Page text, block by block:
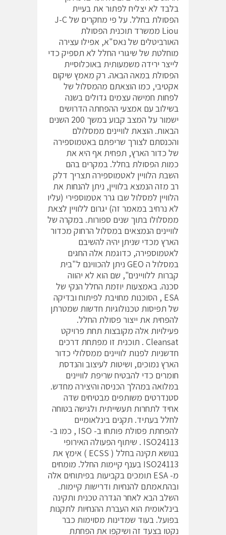
בלבד לא יצליח לפתור את בעיית
הפסולת בחלל. על פי מחקרים של J-C
Liou ממשרד תוכנית הפסולת
האורביטלים של נאס"א, אפילו עצירה
מוחלטת של שיגורי החלל לא תספיק כדי
לייצר ירידה משמעותית באוכלוסיית
הפסולת במאה הבאה. רק מאמץ שיקום
אקטיבי, כמו הוצאתם מהמסלול של
לפחות חמישה עצמים גדולים בשנה
בשילוב עם אמצעי ההפחתה הדרושים
ישמור על המצב קבוע במשך 200 השנים
הבאות. הוצאת לוויינים ממסלולם
והכנסתם לצורך שריפתם באטמוספירה
של כדור הארץ, תפחית אף היא את
כמות הפסולת בחלל. במקרים בהם
השבת הלוויין לאטמוספירה תצריך דלק
רב מזה הנמצא בלוויין, ניתן להנחות את
הלוויין למסלול שבו גרר אטמוספירי (עליו
לא נרחיב במאמר זה) יגרום ללוויין לצאת
ממסלולו בתוך שנים ספורות. במקרה של
לוויינים הנמצאים במסלול הרחוק מכדור
הארץ מכדי שניתן יהיה להשיבם
לאטמוספירה, כדוגמת אלה החגים
במסלול ה GEO ניתן להכווינם ל"בית
קברות ללוויינים", שם הוא לא יהווה
סכנה. באמצעות יוזמת החלל הנקי של
ESA , הסוכנות מחויבת לפיתוח ובדיקה
של תפיסות טכנולוגיות חדשות שמטרתן
להפחית את ייצור פסולת החלל.
פעילויות אלה מקובצות תחת פרויקט
Cleansat . תוכנית זו מפתחת דרכים
חדשניות לפנות לוויינים ממסלולי כדור
הארץ נמוכים, ושיטות לעיצוב והנדסת
חומרים כדי להבטיח שריפת לוויינים
במלואה במהלך הכניסה והיצירה מחדש.
סטנדרטים משותפים מבטיחים שדה
אחיד לתחרות תעשייתית ולגישה בטוחה
לחלל בעתיד. תקנים בינלאומיים
להפחתת פסולת פותחו ב- ISO , כמו ב-
ISO24113 . שיתוף הפעולה האירופי
בנושא תקינה בחלל ( ECSS ) אימץ את
ISO24113 בענף קיימות החלל. מומחים
מ- ESA תומכים בקביעות בפיתוחים אלה
ובהתאמתם להנחיות ודרישות קיימות.
השלב הבא לאחר הגדרה טכנית ותקינה
בינלאומית הוא העברת ההנחיות לתקנות
בפועל. בעוד שמדינות מסוימות כבר
נקטו בצעד זה ושיקפו את הפחתת